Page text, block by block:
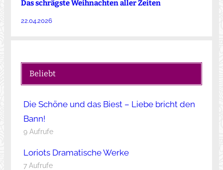
Das schrägste Weihnachten aller Zeiten
22.04.2026
Beliebt
Die Schöne und das Biest – Liebe bricht den
Bann!
9 Aufrufe
Loriots Dramatische Werke
7 Aufrufe